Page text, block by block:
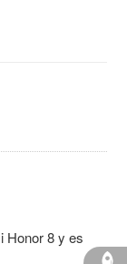
Honor 8 y es